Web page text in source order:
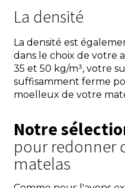
La densité
La densité est
dans le choix de votre
35 et 50 kg/m³, votre
suffisamment ferme
moelleux de votre
Notre
pour redonner
matelas